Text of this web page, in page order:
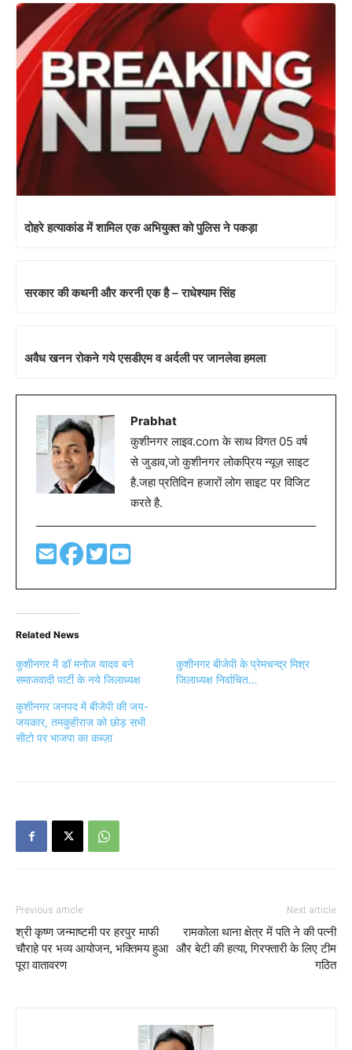
दोहरे हत्याकांड में शामिल एक अभियुक्त को पुलिस ने पकड़ा
सरकार की कथनी और करनी एक है – राधेश्याम सिंह
अवैध खनन रोकने गये एसडीएम व अर्दली पर जानलेवा हमला
Prabhat
कुशीनगर लाइव.com के साथ विगत 05 वर्ष
से जुडाव,जो कुशीनगर लोकप्रिय न्यूज़ साइट
है.जहा प्रतिदिन हजारों लोग साइट पर विजिट
करते है.
Related News
कुशीनगर में डॉ मनोज यादव बने
समाजवादी पार्टी के नये जिलाध्यक्ष
कुशीनगर बीजेपी के प्रेमचन्द्र मिश्र
जिलाध्यक्ष निर्वाचित…
कुशीनगर जनपद में बीजेपी की जय-
जयकार, तमकुहीराज को छोड़ सभी
सीटो पर भाजपा का कब्ज़ा
Previous article
श्री कृष्ण जन्माष्टमी पर हरपुर माफी
चौराहे पर भव्य आयोजन, भक्तिमय हुआ
पूरा वातावरण
Next article
रामकोला थाना क्षेत्र में पति ने की पत्नी
और बेटी की हत्या, गिरफ्तारी के लिए टीम
गठित